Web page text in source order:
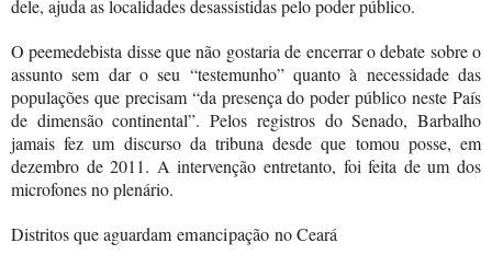
dele, ajuda as localidades desassistidas pelo poder público.
O peemedebista disse que não gostaria de encerrar o debate sobre o
assunto sem dar o seu “testemunho” quanto à necessidade das
populações que precisam “da presença do poder público neste País
de dimensão continental”. Pelos registros do Senado, Barbalho
jamais fez um discurso da tribuna desde que tomou posse, em
dezembro de 2011. A intervenção entretanto, foi feita de um dos
microfones no plenário.
Distritos que aguardam emancipação no Ceará